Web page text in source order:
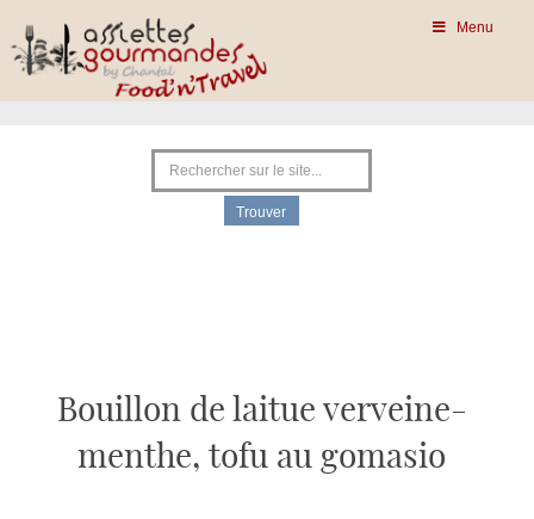
Menu
Bouillon de laitue verveine-
menthe, tofu au gomasio